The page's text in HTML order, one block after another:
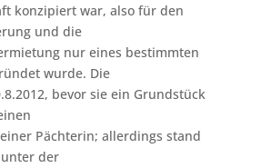
konzipiert war, also für den
und die
nur eines bestimmten
wurde. Die
bevor sie ein Grundstück
Pächterin; allerdings stand
der